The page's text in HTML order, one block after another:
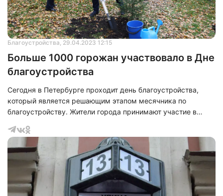
Благоустройства, 29.04.2023 12:15
Больше 1000 горожан участвовало в Дне
благоустройства
Сегодня в Петербурге проходит день благоустройства,
который является решающим этапом месячника по
благоустройству. Жители города принимают участие в
порядок после зимы.